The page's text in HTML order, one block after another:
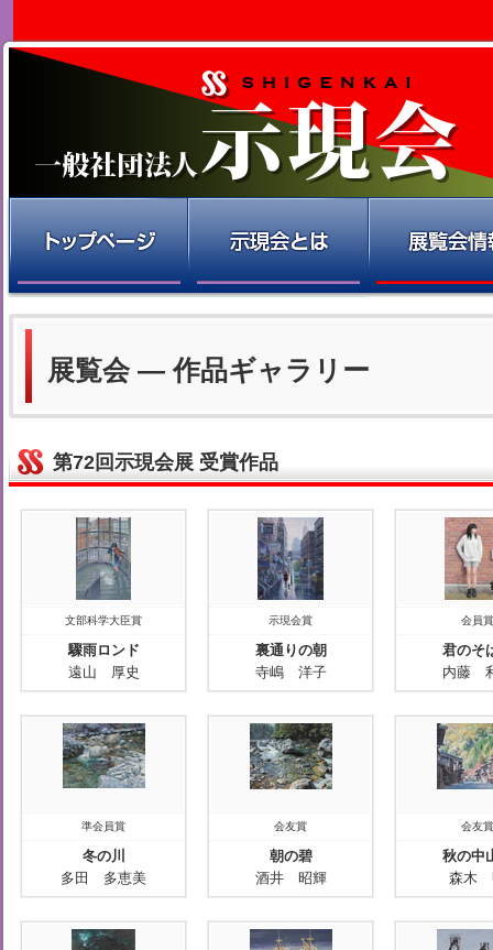
展覧会 — 作品ギャラリー
第72回示現会展 受賞作品
文部科学大臣賞
驟雨ロンド
遠山 厚史
示現会賞
裏通りの朝
寺嶋 洋子
会員賞
君のそ
内藤
準会員賞
冬の川
多田 多恵美
会友賞
朝の碧
酒井 昭輝
会友賞
秋の中
森木